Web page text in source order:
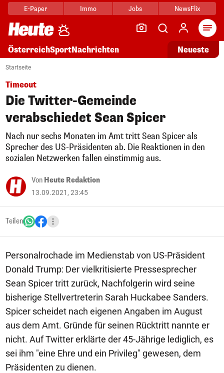
E-Paper Immo Jobs NewsFlix
ÖsterreichSportNachrichten Neueste
Startseite
Timeout
Die Twitter-Gemeinde
verabschiedet Sean Spicer
Nach nur sechs Monaten im Amt tritt Sean Spicer als
Sprecher des US-Präsidenten ab. Die Reaktionen in den
sozialen Netzwerken fallen einstimmig aus.
Von Heute Redaktion
13.09.2021, 23:45
Teilen
Personalrochade im Medienstab von US-Präsident
Donald Trump: Der vielkritisierte Pressesprecher
Sean Spicer tritt zurück, Nachfolgerin wird seine
bisherige Stellvertreterin Sarah Huckabee Sanders.
Spicer scheidet nach eigenen Angaben im August
aus dem Amt. Gründe für seinen Rücktritt nannte er
nicht. Auf Twitter erklärte der 45-Jährige lediglich, es
sei ihm "eine Ehre und ein Privileg" gewesen, dem
Präsidenten zu dienen.